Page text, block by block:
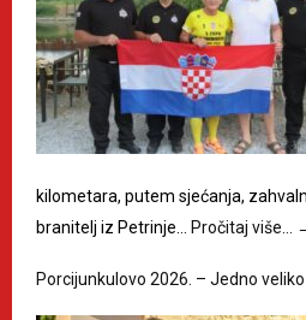
kilometara, putem sjećanja,
branitelj iz Petrinje…
Pročitaj više…
Porcijunkulovo 2026. – Jedno